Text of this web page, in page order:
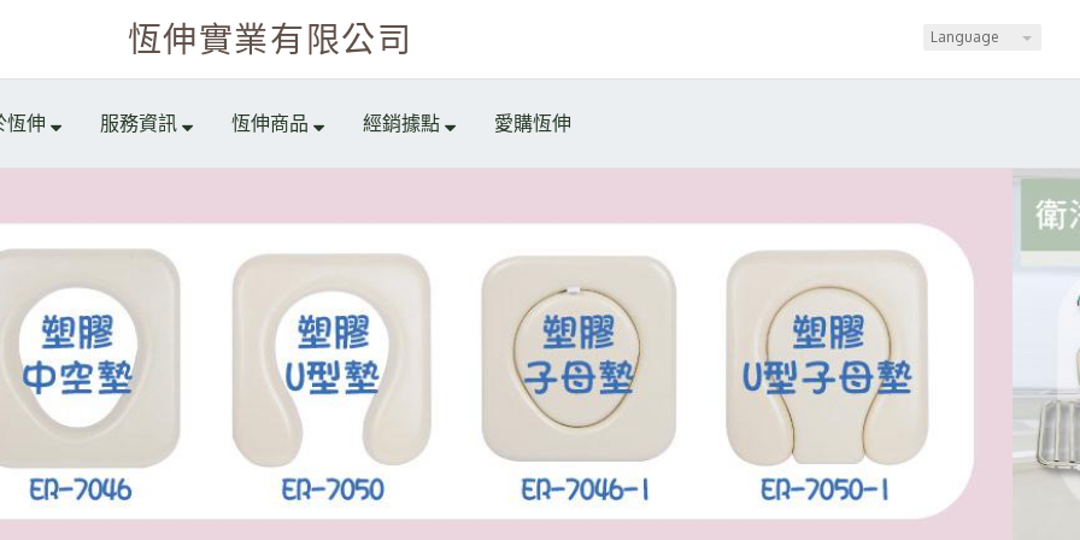
Language
恆伸實業有限公司
恆伸 服務資訊 恆伸商品 經銷據點 愛購恆伸